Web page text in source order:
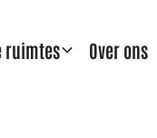
ruimtes Over ons